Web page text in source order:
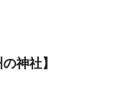
神社】